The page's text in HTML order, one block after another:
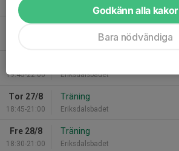
18:45-21:00 Eriksdalsbadet
Eriksdalsbadet
19:45-22:00 Eriksdalsbadet
Tor 27/8
18:45-21:00
Träning
Eriksdalsbadet
Fre 28/8
18:30-21:00
Träning
Eriksdalsbadet
Godkänn alla kakor
Bara nödvändiga